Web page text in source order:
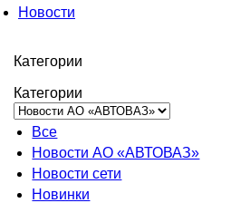
Новости
Категории
Категории
Все
Новости АО «АВТОВАЗ»
Новости сети
Новинки